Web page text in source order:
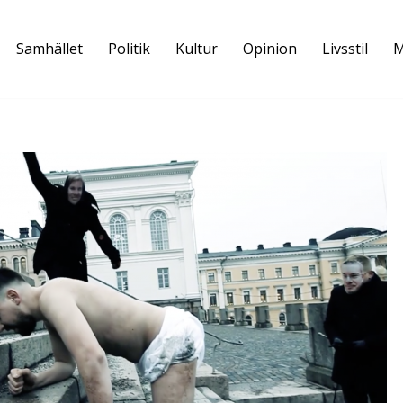
Samhället Politik Kultur Opinion Livsstil